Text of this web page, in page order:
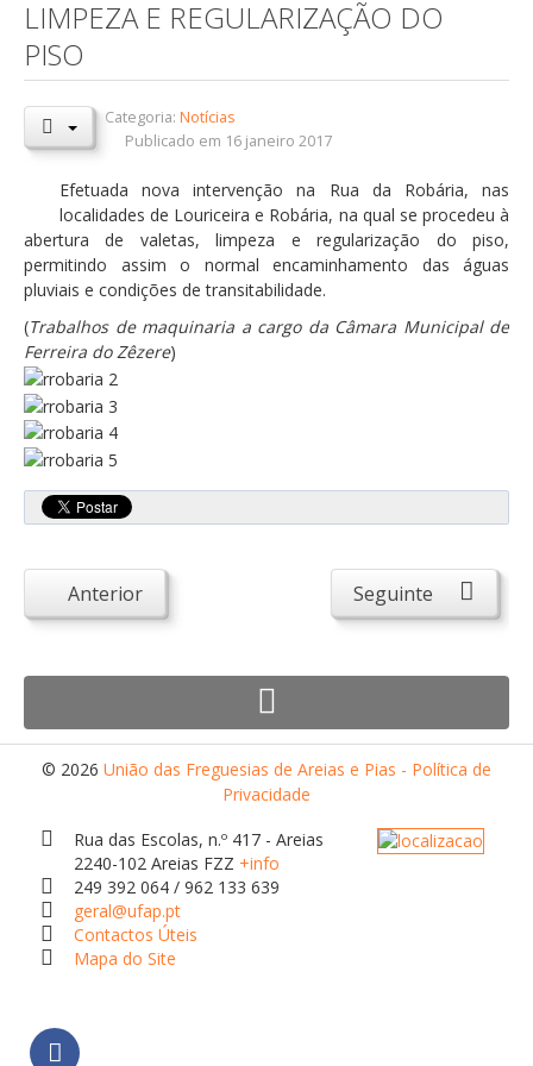
Prestação de Contas
DESTAQUES
Notícias
Sondagens
ZêzereTV
SERVIÇOS
A Minha Rua
Abastecimento de Água
Roturas e Leituras
Qualidade da Água
Biblioteca Online FZZ
Plantas PDM Online
Requerimentos em Vigor
Sugestões/Reclamações
Tabela - Taxas e Licenças
Avarias na Iluminação Pública
AREIAS E PIAS
Contactos Úteis
Culturais
LIMPEZA E REGULARIZAÇÃO DO
PISO
Categoria:Notícias
Publicado em 16 janeiro 2017
Efetuada nova intervenção na Rua da Robária, nas
localidades de Louriceira e Robária, na qual se procedeu à
abertura de valetas, limpeza e regularização do piso,
permitindo assim o normal encaminhamento das águas
pluviais e condições de transitabilidade.
(Trabalhos de maquinaria a cargo da Câmara Municipal de
Ferreira do Zêzere)
Anterior Seguinte
© 2026 União das Freguesias de Areias e Pias - Política de
Privacidade
Rua das Escolas, n.º 417 - Areias
2240-102 Areias FZZ +info
249 392 064 / 962 133 639
geral@ufap.pt
Contactos Úteis
Mapa do Site